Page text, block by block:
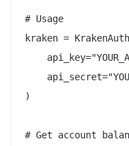
# Usage
kraken =
)
# Get account